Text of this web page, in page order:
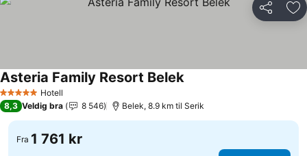
Del
5 Stjerner Hotell
Asteria Family Resort Belek
8,3 Veldig bra 8 546 Belek, 8.9 km til Serik
Fra 1 761 kr